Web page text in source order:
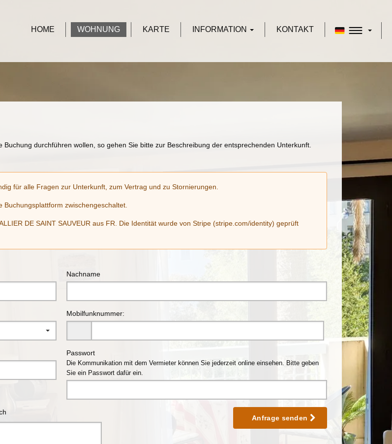
HOME WOHNUNG KARTE INFORMATION KONTAKT
durchführen wollen, so gehen Sie bitte zur Beschreibung der entsprechenden Unterkunft.
für alle Fragen zur Unterkunft, zum Vertrag und zu Stornierungen.
zwischengeschaltet.
DE SAINT SAUVEUR aus FR. Die Identität wurde von Stripe (stripe.com/identity) geprüft
Nachname
Mobilfunknummer:
Passwort
Die Kommunikation mit dem Vermieter können Sie jederzeit online einsehen. Bitte geben
Sie ein Passwort dafür ein.
Anfrage senden